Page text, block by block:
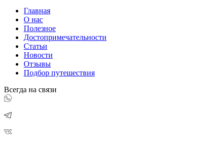
Главная
О нас
Полезное
Достопримечательности
Статьи
Новости
Отзывы
Подбор путешествия
Всегда на связи